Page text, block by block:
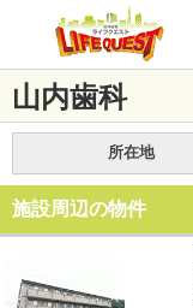
山内歯科
所在地
施設周辺の物件